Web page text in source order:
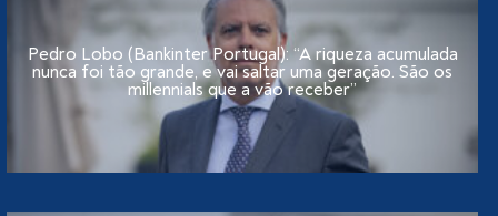
Pedro Lobo (Bankinter Portugal): “A riqueza acumulada
nunca foi tão grande, e vai saltar uma geração. São os
millennials que a vão receber”